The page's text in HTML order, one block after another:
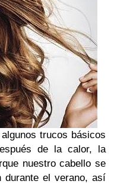
trucos básicos
de la calor, la
nuestro cabello se
el verano, así